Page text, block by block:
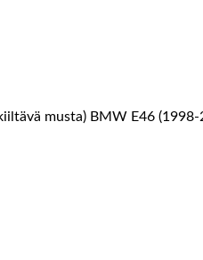
BMW E46